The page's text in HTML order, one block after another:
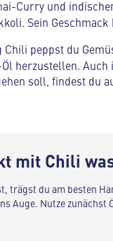
Curry und
Sein
Chili peppst du
herzustellen.
soll, findest du
mit Chili
trägst du am besten
Auge. Nutze zunächst